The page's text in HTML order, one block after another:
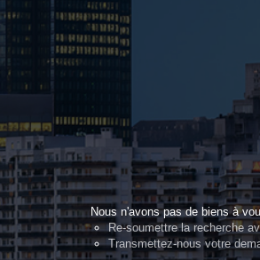
Nous n'avons pas de biens à
Re-soumettre la recherche
Transmettez-nous votre